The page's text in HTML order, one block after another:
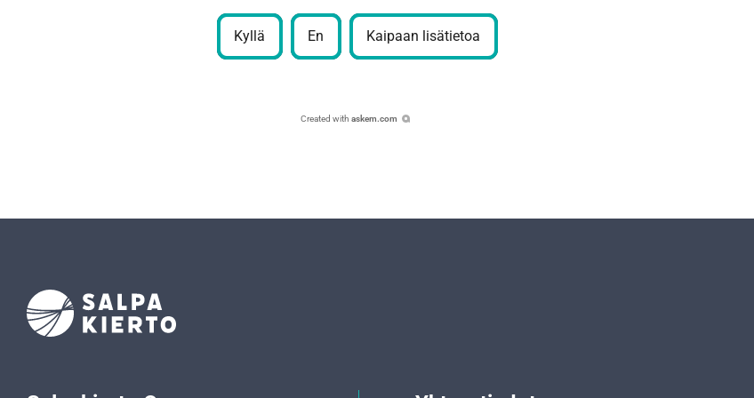
Kyllä En Kaipaan lisätietoa
Created with askem.com